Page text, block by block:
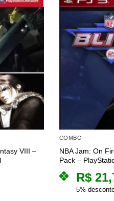
VIII –
COMBO
NBA Jam: On
Pack –
R$
5%